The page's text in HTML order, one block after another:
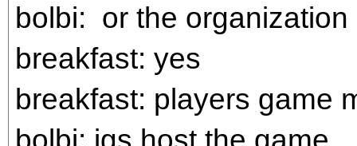
bolbi: or the
breakfast: yes
breakfast: players game